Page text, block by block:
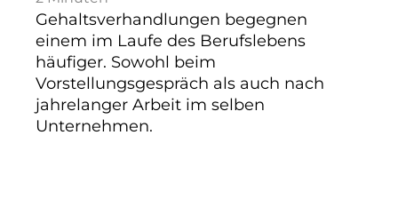
Gehaltsverhandlungen begegnen
einem im Laufe des Berufslebens
häufiger. Sowohl beim
Vorstellungsgespräch als auch nach
jahrelanger Arbeit im selben
Unternehmen.